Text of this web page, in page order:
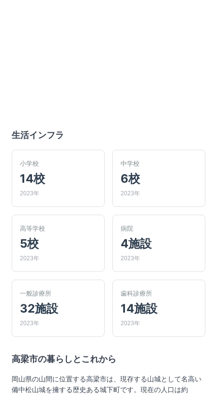
生活インフラ
小学校
14校
2023年
中学校
6校
2023年
高等学校
5校
2023年
病院
4施設
2023年
一般診療所
32施設
2023年
歯科診療所
14施設
2023年
高梁市の暮らしとこれから
岡山県の山間に位置する高梁市は、現存する山城として名高い
備中松山城を擁する歴史ある城下町です。現在の人口は約